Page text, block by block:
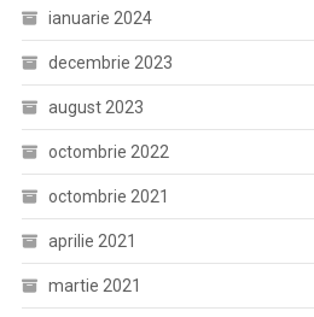
ianuarie 2024
decembrie 2023
august 2023
octombrie 2022
octombrie 2021
aprilie 2021
martie 2021